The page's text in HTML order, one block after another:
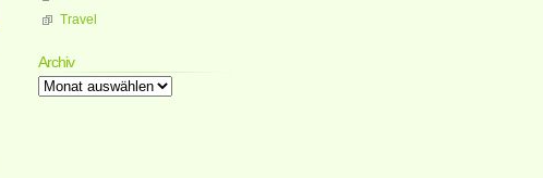
Travel
Archiv
Archiv